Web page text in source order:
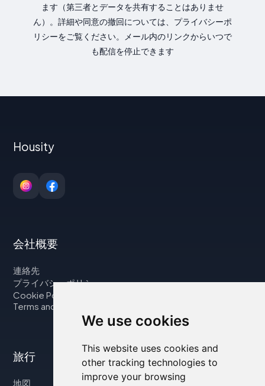
We use cookies
This website uses cookies and
other tracking technologies to
improve your browsing
ます（第三者とデータを共有することはありませ
ん）。詳細や同意の撤回については、プライバシーポ
リシーをご覧ください。メール内のリンクからいつで
も配信を停止できます
Housity
会社概要
連絡先
プライバシーポリシー
Cookie Policy
Terms and Conditions
旅行
地図